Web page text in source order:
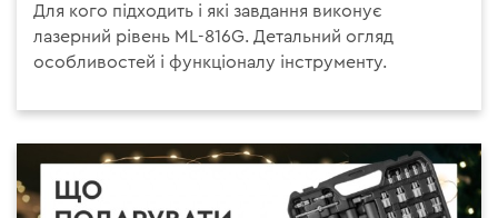
Для кого підходить і які завдання виконує
лазерний рівень ML-816G. Детальний огляд
особливостей і функціоналу інструменту.